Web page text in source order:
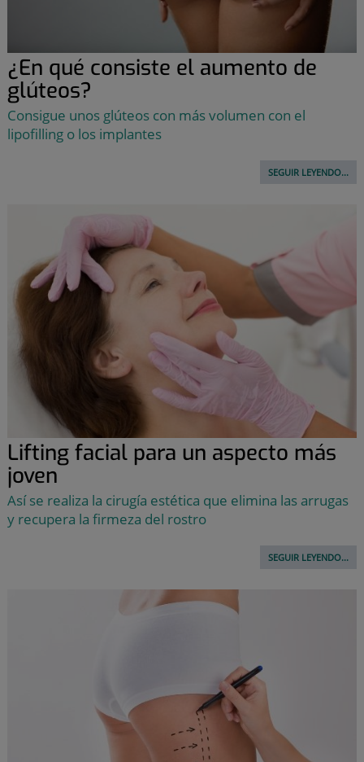
¿En qué consiste el aumento de
glúteos?
Consigue unos glúteos con más volumen con el
lipofilling o los implantes
SEGUIR LEYENDO...
Lifting facial para un aspecto más
joven
Así se realiza la cirugía estética que elimina las arrugas
y recupera la firmeza del rostro
SEGUIR LEYENDO...